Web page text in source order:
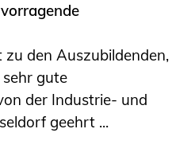
den Auszubildenden,
sehr gute
der Industrie- und
geehrt ...